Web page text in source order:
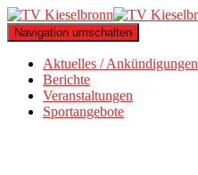
Navigation umschalten
Aktuelles / Ankündigungen
Berichte
Veranstaltungen
Sportangebote